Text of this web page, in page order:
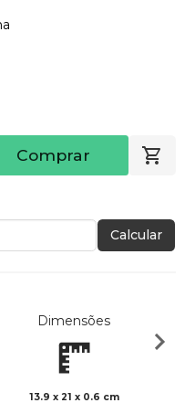
Comprar
Calcular
Dimensões
13.9 x 21 x 0.6 cm